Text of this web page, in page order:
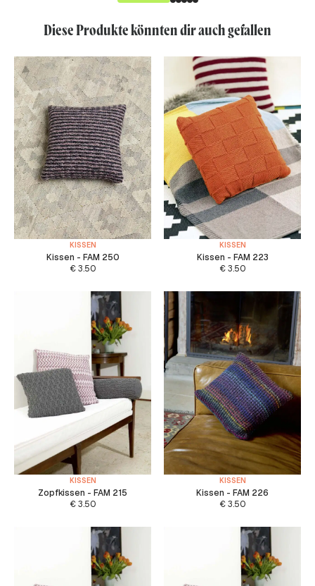
Diese Produkte könnten dir auch gefallen
KISSEN
Kissen - FAM 250
€3.50
KISSEN
Kissen - FAM 223
€3.50
KISSEN
Zopfkissen - FAM 215
€3.50
KISSEN
Kissen - FAM 226
€3.50